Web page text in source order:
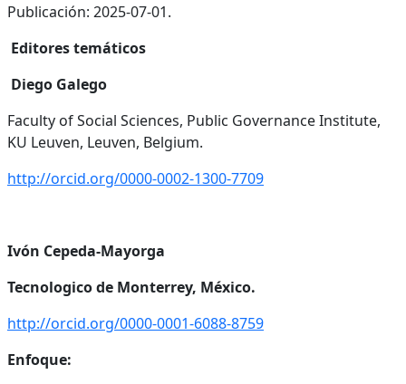
Publicación: 2025-07-01.
Editores temáticos
Diego Galego
Faculty of Social Sciences, Public Governance Institute,
KU Leuven, Leuven, Belgium.
http://orcid.org/0000-0002-1300-7709
Ivón Cepeda-Mayorga
Tecnologico de Monterrey, México.
http://orcid.org/0000-0001-6088-8759
Enfoque: